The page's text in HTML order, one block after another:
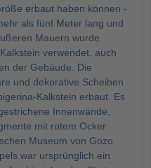
erbaut haben können -
als fünf Meter lang und
Mauern wurde
verwendet, auch
der Gebäude. Die
und dekorative Scheiben
Kalkstein erbaut. Es
Innenwände,
mit rotem Ocker
Museum von Gozo
war ursprünglich ein